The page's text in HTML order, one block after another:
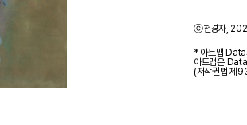
ⓒ천경자,
* 아트맵 Data
아트맵은
(저작권법 제